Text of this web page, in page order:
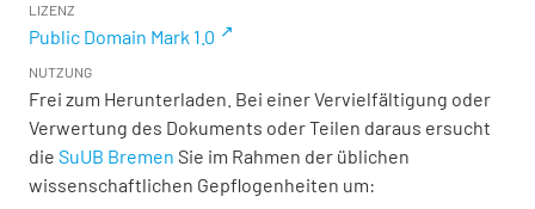
LIZENZ
Public Domain Mark 1.0
NUTZUNG
Frei zum Herunterladen. Bei einer Vervielfältigung oder
Verwertung des Dokuments oder Teilen daraus ersucht
die SuUB Bremen Sie im Rahmen der üblichen
wissenschaftlichen Gepflogenheiten um: